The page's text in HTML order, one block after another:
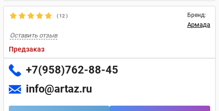
(12 ) Бренд:
Армада
Оставить отзыв
Предзаказ
+7(958)762-88-45
info@artaz.ru